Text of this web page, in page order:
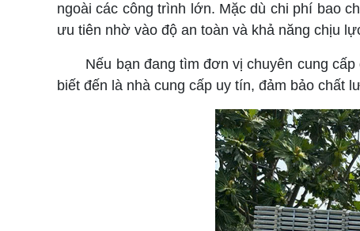
ngoài các công trình lớn. Mặc dù chi phí bao
ưu tiên nhờ vào độ an toàn và khả năng chịu
Nếu bạn đang tìm đơn vị chuyên cung cấp
biết đến là nhà cung cấp uy tín, đảm bảo chất